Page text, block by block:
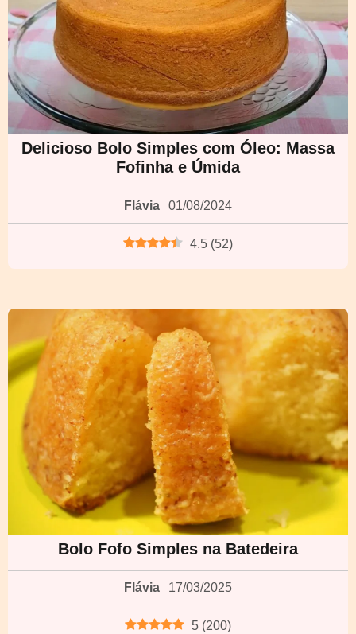
Delicioso Bolo Simples com Óleo: Massa
Fofinha e Úmida
Flávia 01/08/2024
4.5 (52)
Bolo Fofo Simples na Batedeira
Flávia 17/03/2025
5 (200)